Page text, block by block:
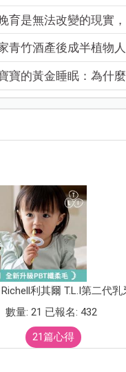
育是無法改變的現實，
青竹酒產後成半植物
寶的黃金睡眠：為什
Richell利其爾 T.L.I第二代乳
數量: 21 已報名: 432
21篇心得